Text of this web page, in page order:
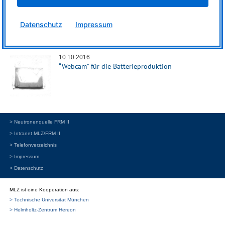
27.08.2019
Neue Batterien: Kleiner, leichter und jetzt auch
10.10.2016
“Webcam” für die Batterieproduktion
> Neutronenquelle FRM II
> Intranet MLZ/FRM II
> Telefonverzeichnis
> Impressum
> Datenschutz
MLZ ist eine Kooperation aus:
> Technische Universität München
> Helmholtz-Zentrum Hereon
Datenschutz Impressum